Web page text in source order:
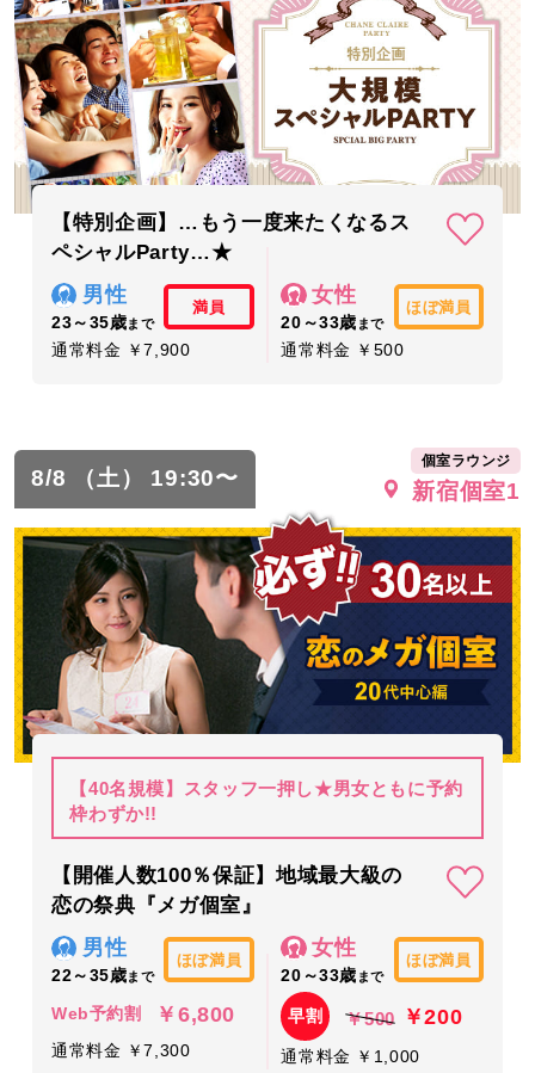
【特別企画】…もう一度来たくなるス
ペシャルParty…★
男性
23～35歳まで
満員
通常料金 ￥7,900
女性
20～33歳 まで
ほぼ満員
通常料金 ￥500
8/8 （土） 19:30〜
個室ラウンジ
新宿個室1
【40名規模】スタッフ一押し★男女ともに予約
枠わずか!!
【開催人数100％保証】地域最大級の
恋の祭典『メガ個室』
男性
22～35歳まで
ほぼ満員
Web予約割 ￥6,800
通常料金 ￥7,300
女性
20～33歳 まで
ほぼ満員
早割 ￥500 ￥200
通常料金 ￥1,000